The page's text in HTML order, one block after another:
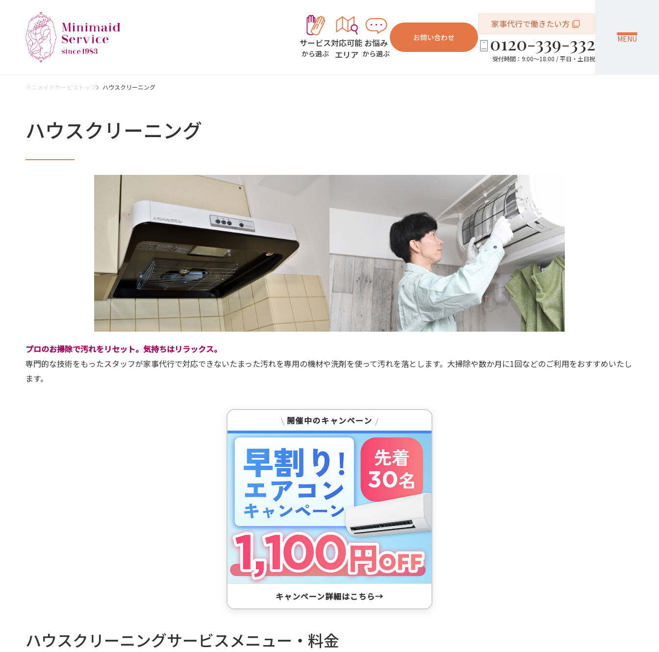
サービス
から選ぶ
対応可能
エリア
お悩み
から選ぶ
お問い合わせ
家事代行で働きたい方
0120-339-332
受付時間：9:00～18:00 / 平日・土日祝
MENU
ミニメイドサービストップ ハウスクリーニング
ハウスクリーニング
プロのお掃除で汚れをリセット。気持ちはリラックス。
専門的な技術をもったスタッフが家事代行で対応できないたまった汚れを専用の機材や洗剤を使って汚れを落とします。大掃除や数か月に1回などのご利用をおすすめいたし
ます。
開催中のキャンペーン
キャンペーン詳細はこちら
ハウスクリーニングサービスメニュー・料金